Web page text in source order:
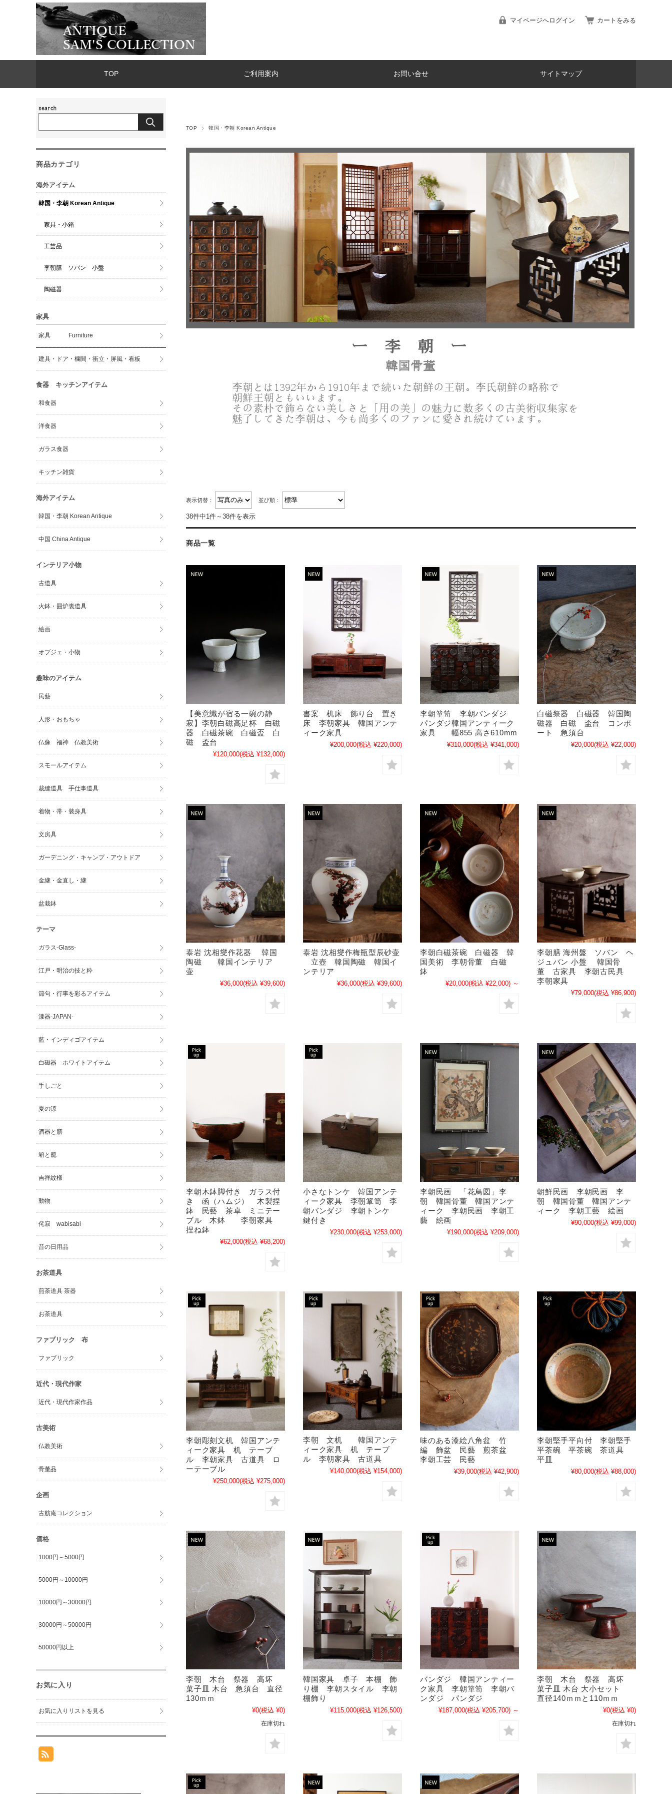
マイページへログイン カートをみる
TOP ご利用案内 お問い合せ サイトマップ
TOP 韓国・李朝 Korean Antique
表示切替： 並び順：
38件中1件～38件を表示
商品一覧
【美意識が宿る一碗の静
寂】李朝白磁高足杯 白磁
器 白磁茶碗 白磁盃 白
磁 盃台
¥120,000(税込 ¥132,000)
書案 机床 飾り台 置き
床 李朝家具 韓国アンテ
ィーク家具
¥200,000(税込 ¥220,000)
李朝箪笥 李朝バンダジ
パンダジ韓国アンティーク
家具 幅855 高さ610mm
¥310,000(税込 ¥341,000)
白磁祭器 白磁器 韓国陶
磁器 白磁 盃台 コンポ
ート 急須台
¥20,000(税込 ¥22,000)
泰岩 沈相燮作花器 韓国
陶磁 韓国インテリア
壷
¥36,000(税込 ¥39,600)
泰岩 沈相燮作梅瓶型辰砂壷
立壺 韓国陶磁 韓国イ
ンテリア
¥36,000(税込 ¥39,600)
李朝白磁茶碗 白磁器 韓
国美術 李朝骨董 白磁
鉢
¥20,000(税込 ¥22,000) ～
李朝膳 海州盤 ソバン ヘ
ジュバン 小盤 韓国骨
董 古家具 李朝古民具
李朝家具
¥79,000(税込 ¥86,900)
李朝木鉢脚付き ガラス付
き 函（ハムジ） 木製捏
鉢 民藝 茶卓 ミニテー
ブル 木鉢 李朝家具
捏ね鉢
¥62,000(税込 ¥68,200)
小さなトンケ 韓国アンテ
ィーク家具 李朝箪笥 李
朝バンダジ 李朝トンケ
鍵付き
¥230,000(税込 ¥253,000)
李朝民画 「花鳥図」李
朝 韓国骨董 韓国アンテ
ィーク 李朝民画 李朝工
藝 絵画
¥190,000(税込 ¥209,000)
朝鮮民画 李朝民画 李
朝 韓国骨董 韓国アンテ
ィーク 李朝工藝 絵画
¥90,000(税込 ¥99,000)
李朝彫刻文机 韓国アンテ
ィーク家具 机 テーブ
ル 李朝家具 古道具 ロ
ーテーブル
¥250,000(税込 ¥275,000)
李朝 文机 韓国アンテ
ィーク家具 机 テーブ
ル 李朝家具 古道具
¥140,000(税込 ¥154,000)
味のある漆絵八角盆 竹
編 飾盆 民藝 煎茶盆
李朝工芸 民藝
¥39,000(税込 ¥42,900)
李朝堅手平向付 李朝堅手
平茶碗 平茶碗 茶道具
平皿
¥80,000(税込 ¥88,000)
李朝 木台 祭器 高坏
菓子皿 木台 急須台 直径
130ｍｍ
¥0(税込 ¥0)
在庫切れ
韓国家具 卓子 本棚 飾
り棚 李朝スタイル 李朝
棚飾り
¥115,000(税込 ¥126,500)
バンダジ 韓国アンティー
ク家具 李朝箪笥 李朝バ
ンダジ パンダジ
¥187,000(税込 ¥205,700) ～
李朝 木台 祭器 高坏
菓子皿 木台 大小セット
直径140ｍｍと110ｍｍ
¥0(税込 ¥0)
在庫切れ
商品カテゴリ
海外アイテム
韓国・李朝 Korean Antique
家具・小箱
工芸品
李朝膳 ソバン 小盤
陶磁器
家具
家具 Furniture
建具・ドア・欄間・衝立・屏風・看板
食器 キッチンアイテム
和食器
洋食器
ガラス食器
キッチン雑貨
海外アイテム
韓国・李朝 Korean Antique
中国 China Antique
インテリア小物
古道具
火鉢・囲炉裏道具
絵画
オブジェ・小物
趣味のアイテム
民藝
人形・おもちゃ
仏像 福神 仏教美術
スモールアイテム
裁縫道具 手仕事道具
着物・帯・装身具
文房具
ガーデニング・キャンプ・アウトドア
金継・金直し・継
盆栽鉢
テーマ
ガラス-Glass-
江戸・明治の技と粋
節句・行事を彩るアイテム
漆器-JAPAN-
藍・インディゴアイテム
白磁器 ホワイトアイテム
手しごと
夏の涼
酒器と膳
箱と籠
吉祥紋様
動物
侘寂 wabisabi
昔の日用品
お茶道具
煎茶道具 茶器
お茶道具
ファブリック 布
ファブリック
近代・現代作家
近代・現代作家作品
古美術
仏教美術
骨董品
企画
古舫庵コレクション
価格
1000円～5000円
5000円～10000円
10000円～30000円
30000円～50000円
50000円以上
お気に入り
お気に入りリストを見る